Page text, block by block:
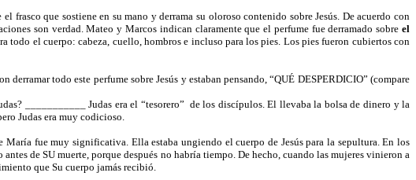
que sostiene en su mano y derrama su oloroso contenido sobre Jesús. De acuerdo con
son verdad. Mateo y Marcos indican claramente que el perfume fue derramado sobre el
todo el cuerpo: cabeza, cuello, hombros e incluso para los pies. Los pies fueron cubiertos con
todo este perfume sobre Jesús y estaban pensando, “QUÉ DESPERDICIO” (compare
___________ Judas era el “tesorero” de los discípulos. El llevaba la bolsa de dinero y la
Judas era muy codicioso.
fue muy significativa. Ella estaba ungiendo el cuerpo de Jesús para la sepultura. En los
de SU muerte, porque después no habría tiempo. De hecho, cuando las mujeres vinieron a
que Su cuerpo jamás recibió.